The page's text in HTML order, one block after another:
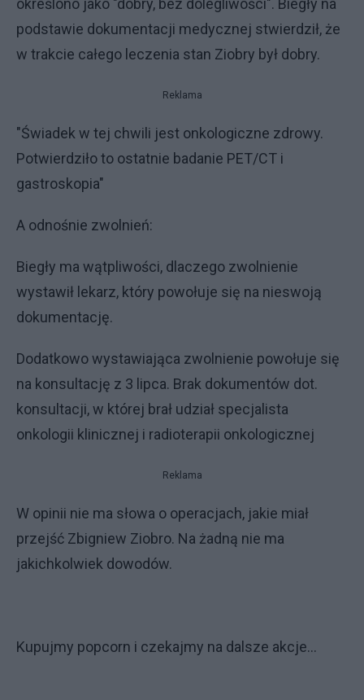
określono jako "dobry, bez dolegliwości". Biegły na
podstawie dokumentacji medycznej stwierdził, że
w trakcie całego leczenia stan Ziobry był dobry.
Reklama
"Świadek w tej chwili jest onkologiczne zdrowy.
Potwierdziło to ostatnie badanie PET/CT i
gastroskopia"
A odnośnie zwolnień:
Biegły ma wątpliwości, dlaczego zwolnienie
wystawił lekarz, który powołuje się na nieswoją
dokumentację.
Dodatkowo wystawiająca zwolnienie powołuje się
na konsultację z 3 lipca. Brak dokumentów dot.
konsultacji, w której brał udział specjalista
onkologii klinicznej i radioterapii onkologicznej
Reklama
W opinii nie ma słowa o operacjach, jakie miał
przejść Zbigniew Ziobro. Na żadną nie ma
jakichkolwiek dowodów.
Kupujmy popcorn i czekajmy na dalsze akcje...